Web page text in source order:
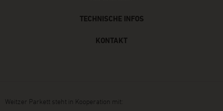
TECHNISCHE INFOS
KONTAKT
Weitzer Parkett steht in Kooperation mit: